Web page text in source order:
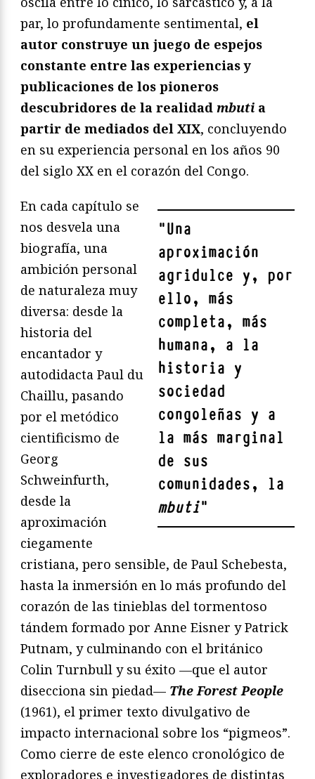
par, lo profundamente sentimental, el
autor construye un juego de espejos
constante entre las experiencias y
publicaciones de los pioneros
descubridores de la realidad mbuti a
partir de mediados del XIX, concluyendo
en su experiencia personal en los años 90
del siglo XX en el corazón del Congo.
"Una
aproximación
agridulce y, por
ello, más
completa, más
humana, a la
historia y
sociedad
congoleñas y a
la más marginal
de sus
comunidades, la
mbuti"
En cada capítulo se
nos desvela una
biografía, una
ambición personal
de naturaleza muy
diversa: desde la
historia del
encantador y
autodidacta Paul du
Chaillu, pasando
por el metódico
cientificismo de
Georg
Schweinfurth,
desde la
aproximación
ciegamente
cristiana, pero sensible, de Paul Schebesta,
hasta la inmersión en lo más profundo del
corazón de las tinieblas del tormentoso
tándem formado por Anne Eisner y Patrick
Putnam, y culminando con el británico
Colin Turnbull y su éxito —que el autor
disecciona sin piedad— The Forest People
(1961), el primer texto divulgativo de
impacto internacional sobre los “pigmeos”.
Como cierre de este elenco cronológico de
exploradores e investigadores de distintas